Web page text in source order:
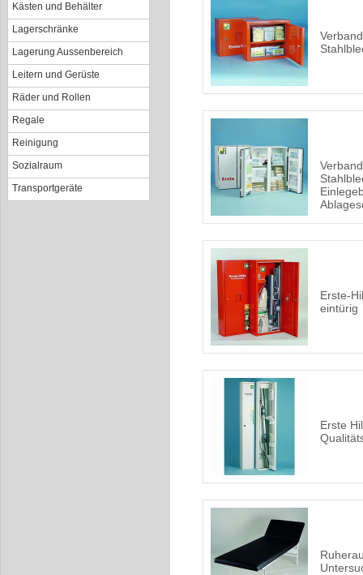
Kästen und Behälter
Lagerschränke
Lagerung Aussenbereich
Leitern und Gerüste
Räder und Rollen
Regale
Reinigung
Sozialraum
Transportgeräte
Erste-
eintürig
Erste